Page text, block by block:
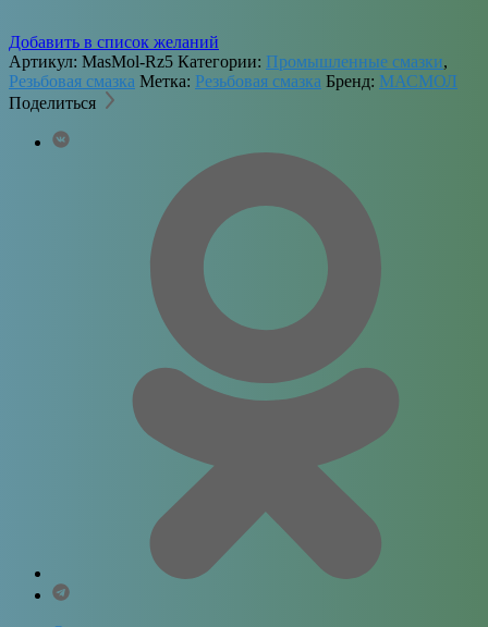
Добавить в список желаний
Артикул: MasMol-Rz5 Категории: Промышленные смазки,
Резьбовая смазка Метка: Резьбовая смазка Бренд: МАСМОЛ
Поделиться